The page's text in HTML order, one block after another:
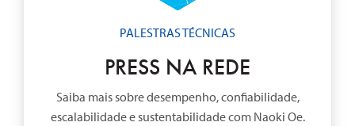
PALESTRAS TÉCNICAS
PRESS NA REDE
Saiba mais sobre desempenho, confiabilidade,
escalabilidade e sustentabilidade com Naoki Oe.